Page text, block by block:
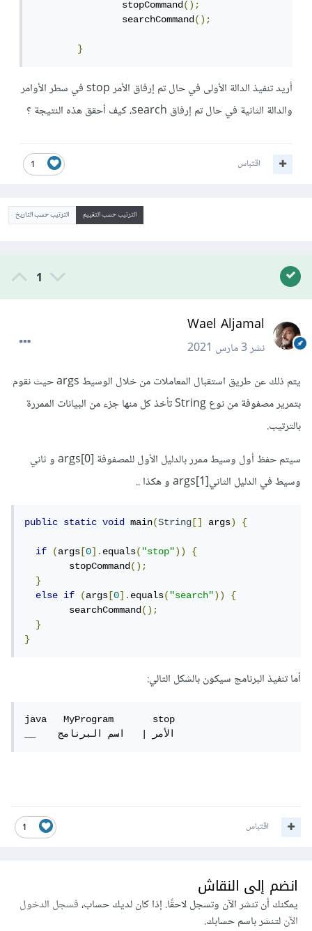
      		stopCommand
();
      		searchCommand
();
}
أريد تنفيذ الدالة الأولى في حال تم إرفاق الأمر stop في سطر الأوامر
والدالة الثانية في حال تم إرفاق search، كيف أحقق هذه النتيجة ؟
1 اقتباس
الترتيب حسب التقييم الترتيب حسب التاريخ
1
Wael Aljamal
نشر3 مارس 2021
يتم ذلك عن طريق استقبال المعاملات من خلال الوسيط args حيث نقوم
بتمرير مصفوفة من نوع String تأخذ كل منها جزء من البيانات الممررة
بالترتيب.
سيتم حفظ أول وسيط ممرر بالدليل الأول للمصفوفة [0]args و ثاني
وسيط في الدليل الثاني[1]args و هكذا ..
public static void main(String [] args) {
if (args [0].equals("stop"))
{
  	stopCommand
();
}
else
if (args [0].equals("search"))
{
  	searchCommand
();
}
}
أما تنفيذ البرنامج سيكون بالشكل التالي:
java   MyProgram       stop
1 اقتباس
انضم إلى النقاش
يمكنك أن تنشر الآن وتسجل لاحقًا. إذا كان لديك حساب،فسجل الدخول
الآنلتنشر باسم حسابك.